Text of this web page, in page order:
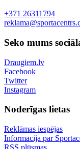
+371 26311794
Seko mums
Draugiem.lv
Facebook
Twitter
Instagram
Noderīgas lietas
Reklāmas iespējas
Informācija par
RSS plūsmas